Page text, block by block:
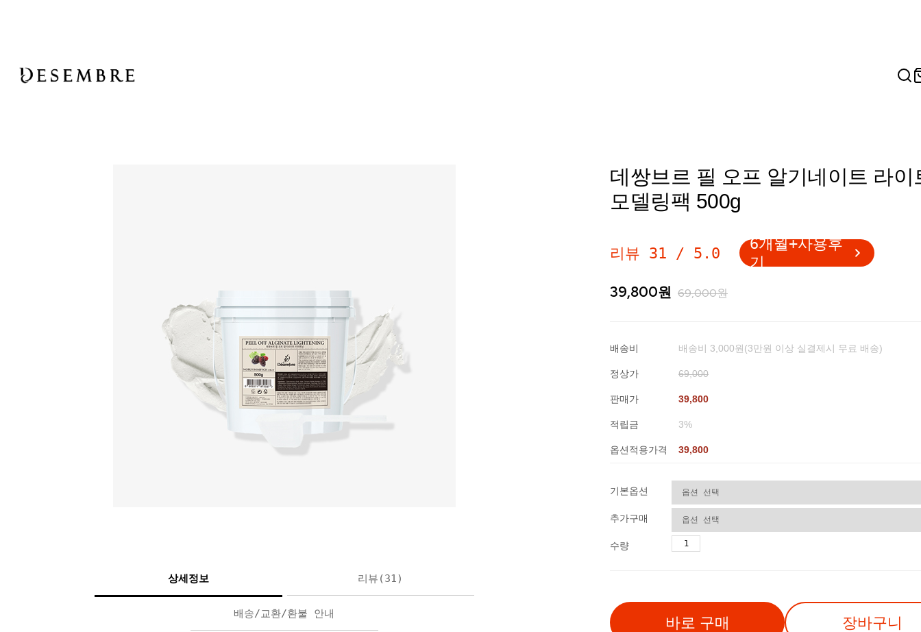
데쌍브르 필 오프 알기네이트 라이
모델링팩 500g
리뷰 31 / 5.0
6개월+사용후
기
39,800원 69,000원
배송비 배송비 3,000원(3만원 이상 실결제시 무료 배송)
정상가 69,000
판매가 39,800
적립금 3%
옵션적용가격 39,800
기본옵션
추가구매
수량
바로 구매 장바구니
상세정보 리뷰(31)
배송/교환/환불 안내